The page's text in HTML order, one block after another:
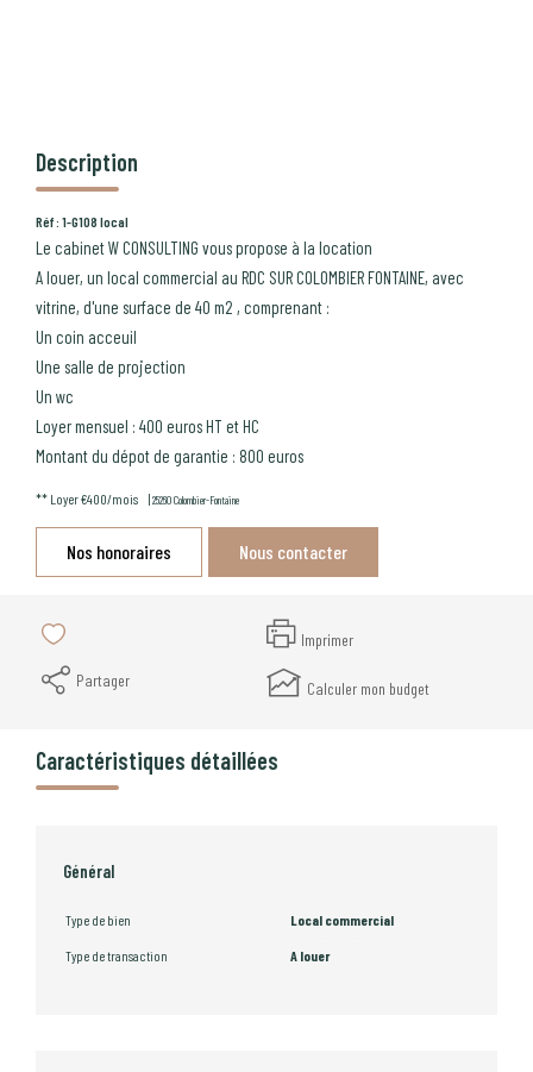
Description
Réf : 1-G108 local
Le cabinet W CONSULTING vous propose à la location
A louer, un local commercial au RDC SUR COLOMBIER FONTAINE, avec
vitrine, d'une surface de 40 m2 , comprenant :
Un coin acceuil
Une salle de projection
Un wc
Loyer mensuel : 400 euros HT et HC
Montant du dépot de garantie : 800 euros
** Loyer €400/mois |25260 Colombier-Fontaine
Nos honoraires Nous contacter
Imprimer
Partager
Calculer mon budget
Caractéristiques détaillées
Général
Type de bien Local commercial
Type de transaction A louer